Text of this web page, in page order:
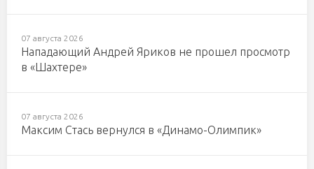
07 августа 2026
Нападающий Андрей Яриков не прошел просмотр
в «Шахтере»
07 августа 2026
Максим Стась вернулся в «Динамо-Олимпик»